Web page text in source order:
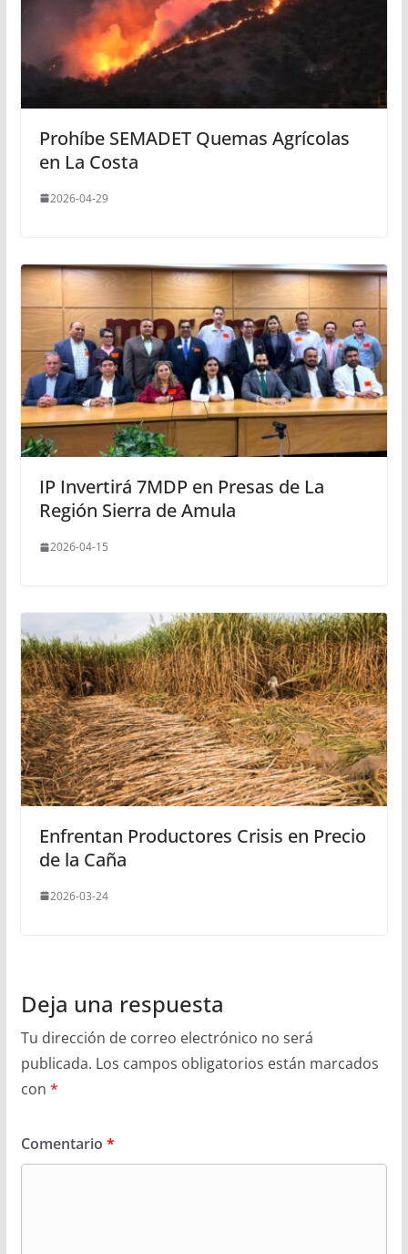
Prohíbe SEMADET Quemas Agrícolas
en La Costa
2026-04-29
IP Invertirá 7MDP en Presas de La
Región Sierra de Amula
2026-04-15
Enfrentan Productores Crisis en Precio
de la Caña
2026-03-24
Deja una respuesta
Tu dirección de correo electrónico no será
publicada. Los campos obligatorios están marcados
con *
Comentario *